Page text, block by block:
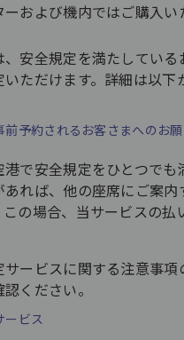
および機内ではご購入い
安全規定を満たしている
いただけます。詳細は以下
前予約されるお客さまへのお
港で安全規定をひとつでも
あれば、他の座席にご案内
の場合、当サービスの払
ービスに関する注意事項
ください。
ービス